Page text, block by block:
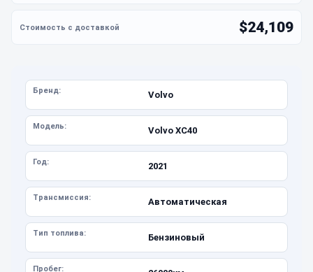
$24,109
Бренд: Volvo
Модель: Volvo XC40
Год: 2021
Трансмиссия: Автоматическая
Тип топлива: Бензиновый
Пробег: